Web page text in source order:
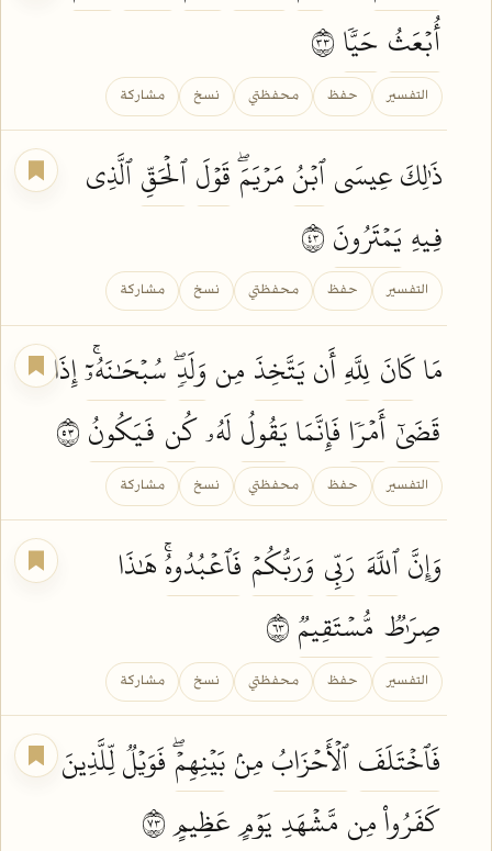
أُبۡعَثُ حَيّٗا
التفسير حفظ محفظتي نسخ مشاركة
ذَٰلِكَ عِيسَىٱبۡنُمَرۡيَمَۖقَوۡلَٱلۡحَقِّٱلَّذِي
فِيهِ يَمۡتَرُونَ
التفسير حفظ محفظتي نسخ مشاركة
مَاكَانَ لِلَّهِأَنيَتَّخِذَ مِن وَلَدٖۖسُبۡحَٰنَهُۥٓۚإِذَا
قَضَىٰٓ أَمۡرٗا فَإِنَّمَايَقُولُ لَهُۥكُن فَيَكُونُ
التفسير حفظ محفظتي نسخ مشاركة
وَإِنَّٱللَّهَ رَبِّي وَرَبُّكُمۡ فَٱعۡبُدُوهُۚهَٰذَا
صِرَٰطٞ مُّسۡتَقِيمٞ
التفسير حفظ محفظتي نسخ مشاركة
فَٱخۡتَلَفَٱلۡأَحۡزَابُمِنۢبَيۡنِهِمۡۖفَوَيۡلٞ لِّلَّذِينَ
كَفَرُواْمِن مَّشۡهَدِ يَوۡمٍعَظِيمٍ